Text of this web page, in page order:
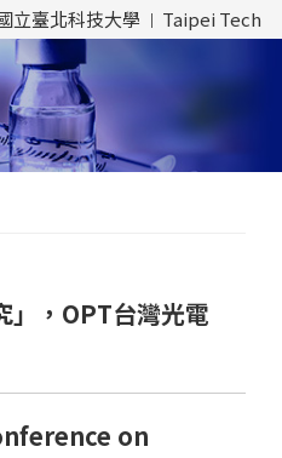
立臺北科技大學 Taipei Tech
」，OPT台灣光電
on